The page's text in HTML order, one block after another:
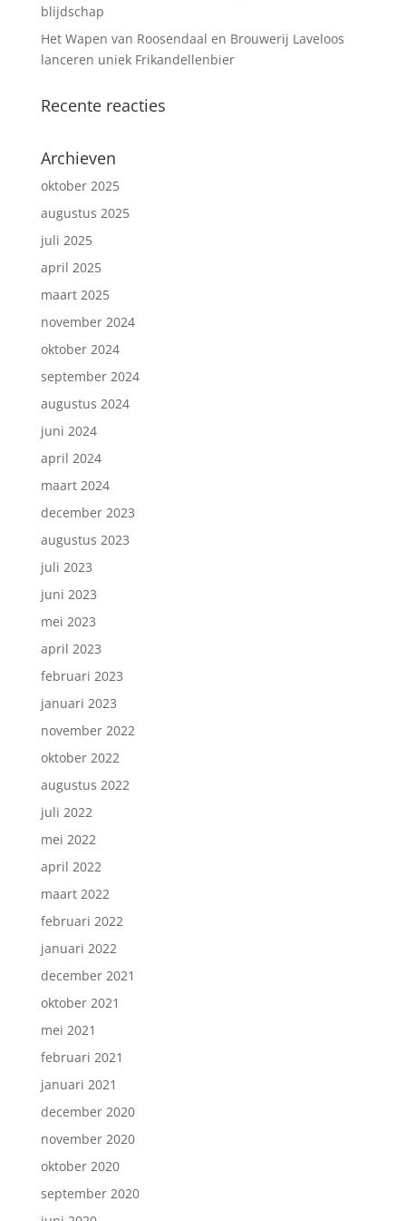
blijdschap
Het Wapen van Roosendaal en Brouwerij Laveloos
lanceren uniek Frikandellenbier
Recente reacties
Archieven
oktober 2025
augustus 2025
juli 2025
april 2025
maart 2025
november 2024
oktober 2024
september 2024
augustus 2024
juni 2024
april 2024
maart 2024
december 2023
augustus 2023
juli 2023
juni 2023
mei 2023
april 2023
februari 2023
januari 2023
november 2022
oktober 2022
augustus 2022
juli 2022
mei 2022
april 2022
maart 2022
februari 2022
januari 2022
december 2021
oktober 2021
mei 2021
februari 2021
januari 2021
december 2020
november 2020
oktober 2020
september 2020